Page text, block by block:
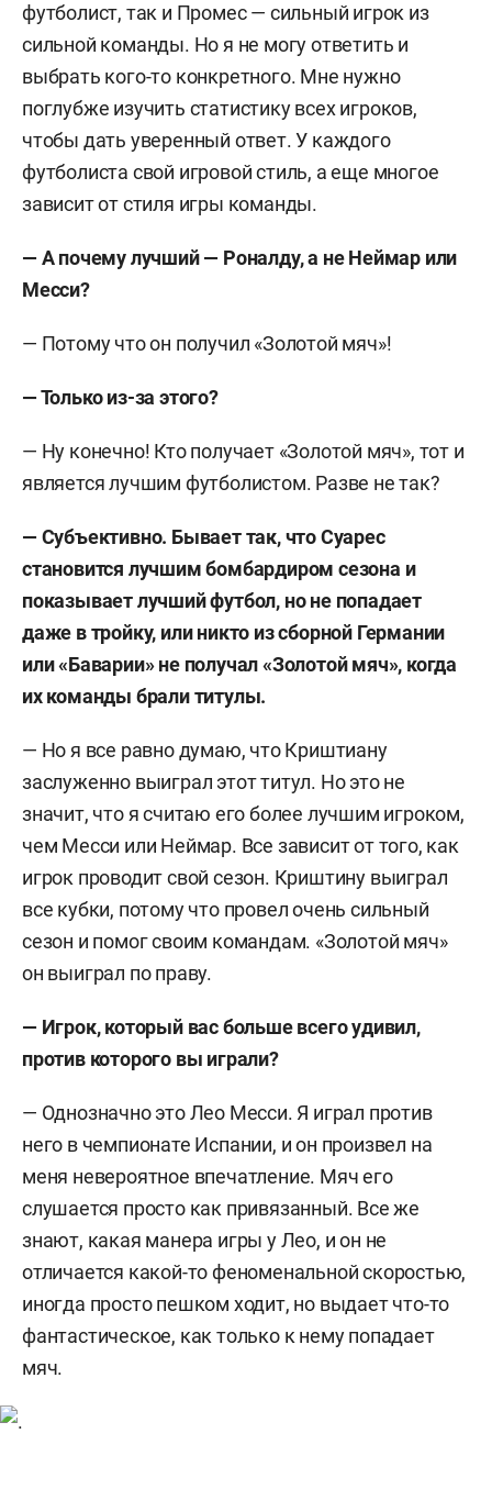
футболист, так и Промес — сильный игрок из
сильной команды. Но я не могу ответить и
выбрать кого-то конкретного. Мне нужно
поглубже изучить статистику всех игроков,
чтобы дать уверенный ответ. У каждого
футболиста свой игровой стиль, а еще многое
зависит от стиля игры команды.
— А почему лучший — Роналду, а не Неймар или
Месси?
— Потому что он получил «Золотой мяч»!
— Только из-за этого?
— Ну конечно! Кто получает «Золотой мяч», тот и
является лучшим футболистом. Разве не так?
— Субъективно. Бывает так, что Суарес
становится лучшим бомбардиром сезона и
показывает лучший футбол, но не попадает
даже в тройку, или никто из сборной Германии
или «Баварии» не получал «Золотой мяч», когда
их команды брали титулы.
— Но я все равно думаю, что Криштиану
заслуженно выиграл этот титул. Но это не
значит, что я считаю его более лучшим игроком,
чем Месси или Неймар. Все зависит от того, как
игрок проводит свой сезон. Криштину выиграл
все кубки, потому что провел очень сильный
сезон и помог своим командам. «Золотой мяч»
он выиграл по праву.
— Игрок, который вас больше всего удивил,
против которого вы играли?
— Однозначно это Лео Месси. Я играл против
него в чемпионате Испании, и он произвел на
меня невероятное впечатление. Мяч его
слушается просто как привязанный. Все же
знают, какая манера игры у Лео, и он не
отличается какой-то феноменальной скоростью,
иногда просто пешком ходит, но выдает что-то
фантастическое, как только к нему попадает
мяч.